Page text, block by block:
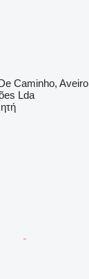
Caminho, Aveiro
Lda